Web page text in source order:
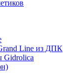
Line из ДПК
Gidrolica